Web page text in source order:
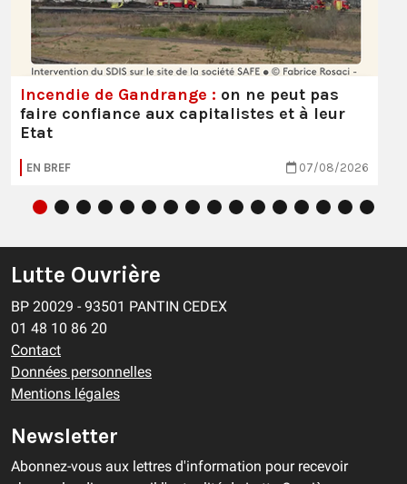
Incendie de Gandrange : on ne peut pas
faire confiance aux capitalistes et à leur
Etat
EN BREF 07/08/2026
Lutte Ouvrière
BP 20029 - 93501 PANTIN CEDEX
01 48 10 86 20
Contact
Données personnelles
Mentions légales
Newsletter
Abonnez-vous aux lettres d'information pour recevoir